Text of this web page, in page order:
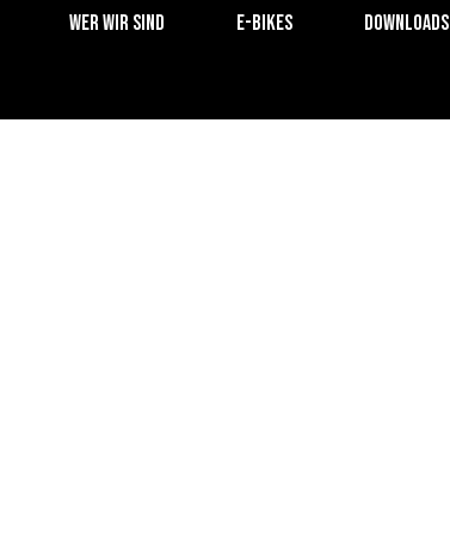
Wer wir sind E-Bikes Downloads